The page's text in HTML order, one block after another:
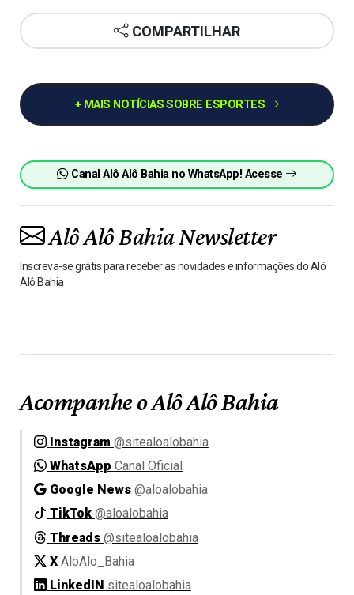
COMPARTILHAR
+ MAIS NOTÍCIAS SOBRE ESPORTES
Canal Alô Alô Bahia no WhatsApp! Acesse
Alô Alô Bahia Newsletter
Inscreva-se grátis para receber as novidades e informações do Alô
Alô Bahia
Acompanhe o Alô Alô Bahia
Instagram @sitealoalobahia
WhatsApp Canal Oficial
Google News @aloalobahia
TikTok @aloalobahia
Threads @sitealoalobahia
X AloAlo_Bahia
LinkedIN sitealoalobahia